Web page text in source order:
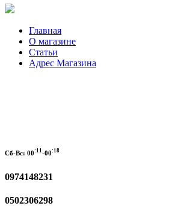
Главная
О магазине
Статьи
Адрес Магазина
Сб-Вс: 00:11 -00:18
0974148231
0502306298